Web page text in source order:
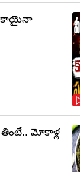
తింటే.. మోకాళ్ల